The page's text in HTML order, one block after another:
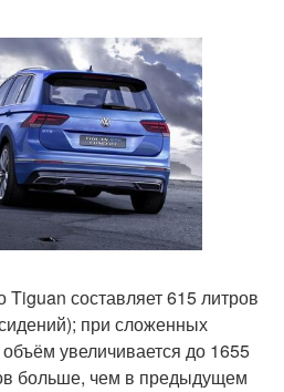
составляет 615 литров
при сложенных
увеличивается до 1655
больше, чем в предыдущем